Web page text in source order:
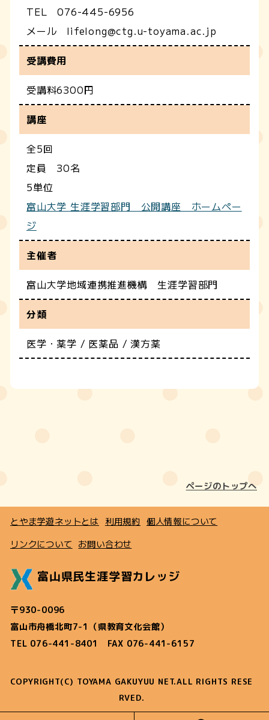
TEL 076-445-6956
メール lifelong@ctg.u-toyama.ac.jp
受講費用
受講料6300円
講座
全5回
定員 30名
5単位
富山大学 生涯学習部門 公開講座 ホームペー
ジ
主催者
富山大学地域連携推進機構 生涯学習部門
分類
医学・薬学 / 医薬品 / 漢方薬
ページのトップへ
とやま学遊ネットとは 利用規約 個人情報について
リンクについて お問い合わせ
富山県民生涯学習カレッジ
〒930-0096
富山市舟橋北町7-1（県教育文化会館）
TEL 076-441-8401 FAX 076-441-6157
COPYRIGHT(C) TOYAMA GAKUYUU NET.ALL RIGHTS RESE
RVED.